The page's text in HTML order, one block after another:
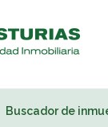
Buscador de